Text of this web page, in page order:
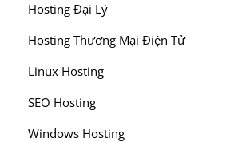
Hosting Đại Lý
Hosting Thương Mại Điện Tử
Linux Hosting
SEO Hosting
Windows Hosting